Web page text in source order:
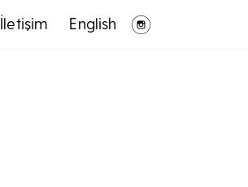
İletişim English